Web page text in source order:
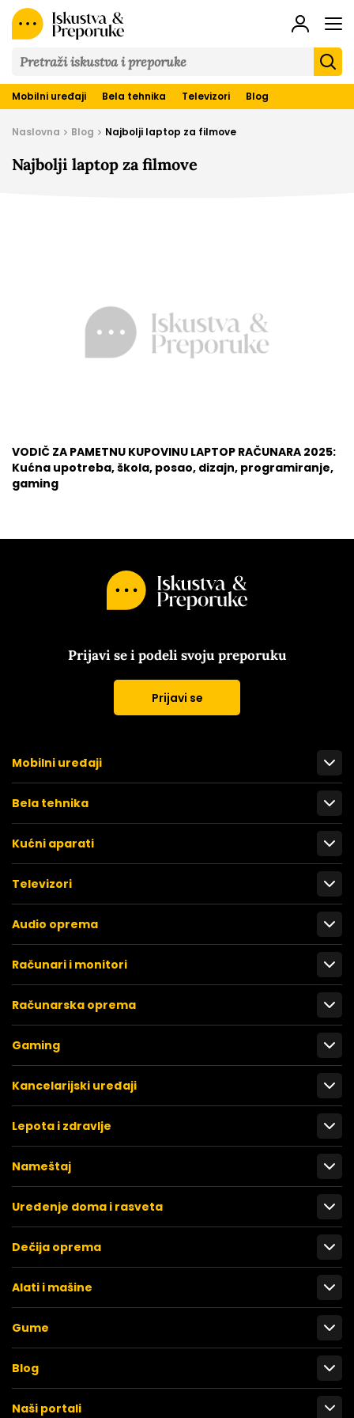
&
Preporuke
Mobilni uređaji Bela tehnika Televizori Blog
Naslovna Blog Najbolji laptop za filmove
Najbolji laptop za filmove
VODIČ ZA PAMETNU KUPOVINU LAPTOP RAČUNARA 2025:
Kućna upotreba, škola, posao, dizajn, programiranje,
gaming
Prijavi se i podeli svoju preporuku
Prijavi se
Mobilni uređaji
Bela tehnika
Kućni aparati
Televizori
Audio oprema
Računari i monitori
Računarska oprema
Gaming
Kancelarijski uređaji
Lepota i zdravlje
Nameštaj
Uređenje doma i rasveta
Dečija oprema
Alati i mašine
Gume
Blog
Naši portali